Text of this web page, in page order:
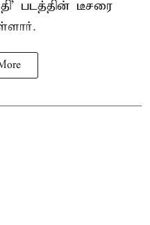
படத்தின் டீசரை